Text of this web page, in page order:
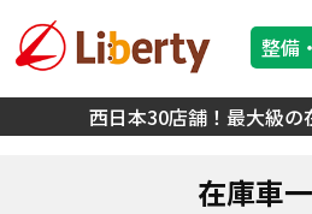
西日本30店舗！最大級
整備
在庫車